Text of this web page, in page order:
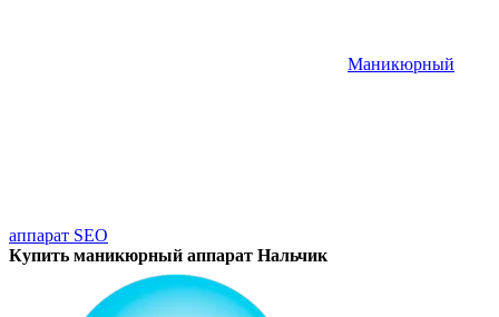
Маникюрный
аппарат SEO
Купить маникюрный аппарат Нальчик